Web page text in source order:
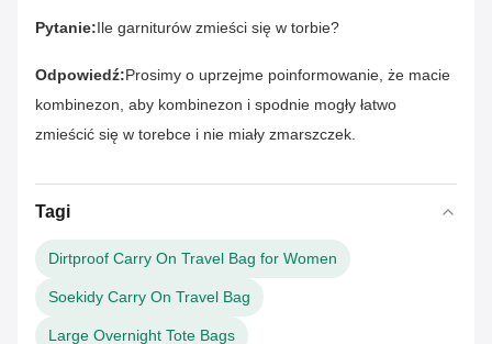
Pytanie:Ile garniturów zmieści się w torbie?
Odpowiedź:Prosimy o uprzejme poinformowanie, że macie
kombinezon, aby kombinezon i spodnie mogły łatwo
zmieścić się w torebce i nie miały zmarszczek.
Tagi
Dirtproof Carry On Travel Bag for Women
Soekidy Carry On Travel Bag
Large Overnight Tote Bags